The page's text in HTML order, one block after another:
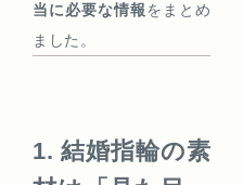
当に必要な情報をまとめ
ました。
1. 結婚指輪の素